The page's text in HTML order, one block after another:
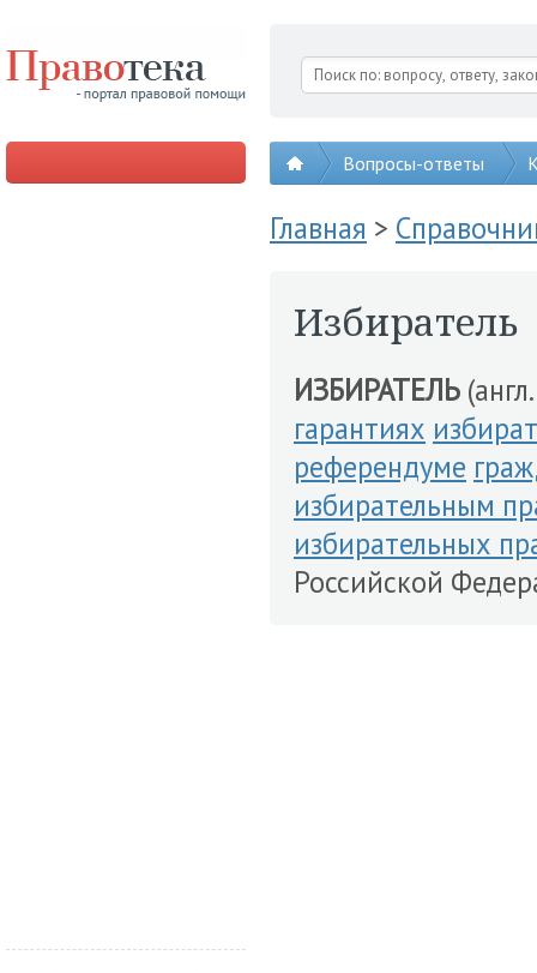
Вопросы-ответы
Главная >
Избиратель
ИЗБИРАТЕЛЬ
гарантиях
референдуме
избирательным
избирательных
Российской